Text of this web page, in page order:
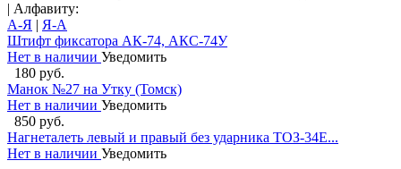
| Алфавиту:
А-Я | Я-А
Штифт фиксатора АК-74, АКС-74У
Нет в наличии Уведомить
180 руб.
Манок №27 на Утку (Томск)
Нет в наличии Уведомить
850 руб.
Нагнеталеть левый и правый без ударника ТОЗ-34Е...
Нет в наличии Уведомить